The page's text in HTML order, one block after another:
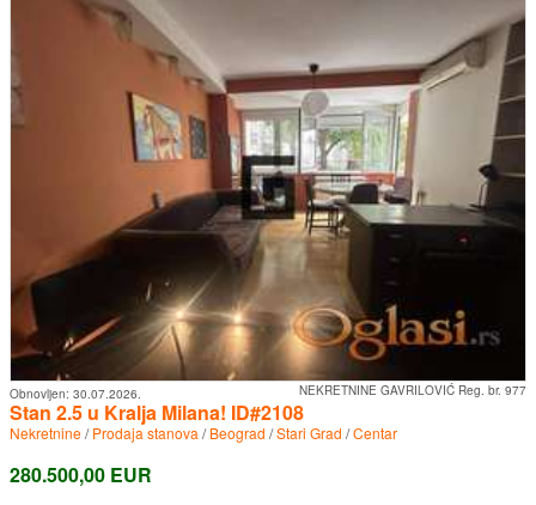
NEKRETNINE GAVRILOVIĆ Reg. br. 977
Obnovljen: 30.07.2026.
Stan 2.5 u Kralja Milana! ID#2108
Nekretnine/Prodaja stanova /Beograd /Stari Grad /Centar
280.500,00 EUR